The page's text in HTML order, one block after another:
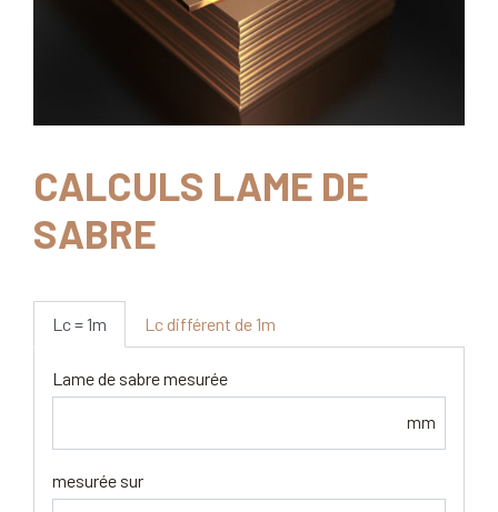
CALCULS LAME DE
SABRE
Lc = 1m Lc différent de 1m
Lame de sabre mesurée
mm
mesurée sur